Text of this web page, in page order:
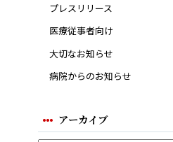
プレスリリース
医療従事者向け
大切なお知らせ
病院からのお知らせ
アーカイブ